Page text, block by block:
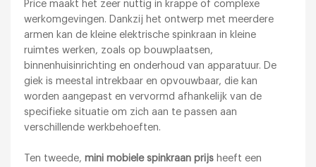
Price maakt het zeer nuttig in krappe of complexe
werkomgevingen. Dankzij het ontwerp met meerdere
armen kan de kleine elektrische spinkraan in kleine
ruimtes werken, zoals op bouwplaatsen,
binnenhuisinrichting en onderhoud van apparatuur. De
giek is meestal intrekbaar en opvouwbaar, die kan
worden aangepast en vervormd afhankelijk van de
specifieke situatie om zich aan te passen aan
verschillende werkbehoeften.
Ten tweede,mini mobiele spinkraan prijs heeft een